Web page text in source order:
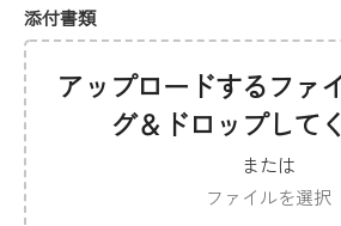
添付書類
アップロードするファ
グ＆ドロップして
または
ファイルを選択